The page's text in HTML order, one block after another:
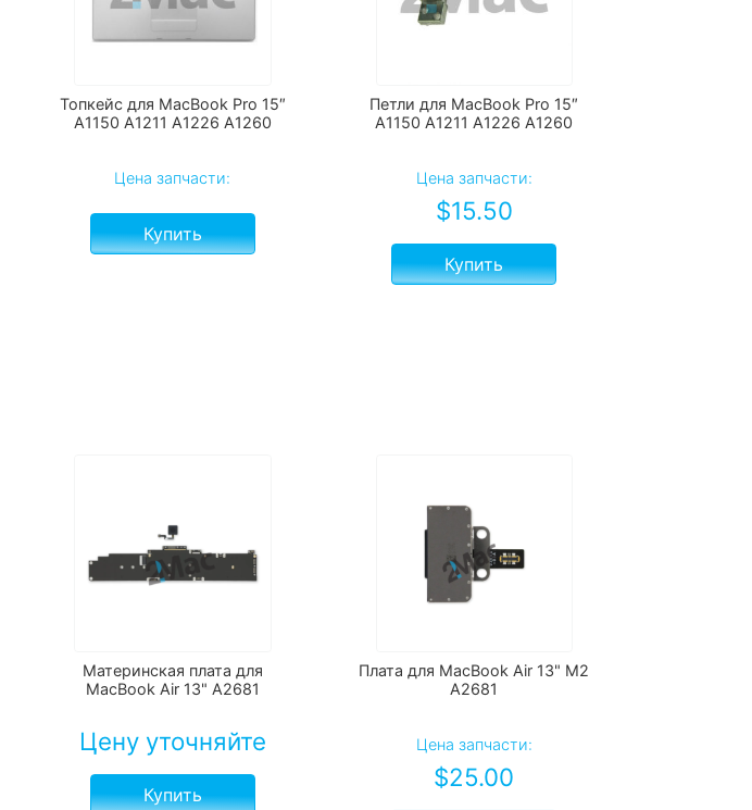
Топкейс для MacBook Pro 15″
A1150 A1211 A1226 A1260
Цена запчасти:
Купить
Петли для MacBook Pro 15″
A1150 A1211 A1226 A1260
Цена запчасти:
$15.50
Купить
Материнская плата для
MacBook Air 13" А2681
Цену уточняйте
Купить
Плата для MacBook Air 13" M2
A2681
Цена запчасти:
$25.00